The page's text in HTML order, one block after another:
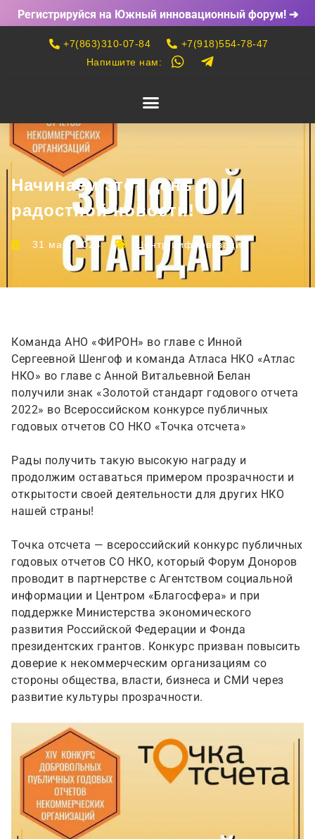
Регистрируйся на Южный инновационный форум! ➔
+7(863)310-07-84
+7(918)554-78-47
Напишите нам:
Начинаем этот день с
радостной новости!
31 мая, 2024 Центр цифровизации
Команда АНО «ФИРОН» во главе с Инной
Сергеевной Шенгоф и команда Атласа НКО «Атлас
НКО» во главе с Анной Витальевной Белан
получили знак «Золотой стандарт годового отчета
2022» во Всероссийском конкурсе публичных
годовых отчетов СО НКО «Точка отсчета»
Рады получить такую высокую награду и
продолжим оставаться примером прозрачности и
открытости своей деятельности для других НКО
нашей страны!
Точка отсчета — всероссийский конкурс публичных
годовых отчетов СО НКО, который Форум Доноров
проводит в партнерстве с Агентством социальной
информации и Центром «Благосфера» и при
поддержке Министерства экономического
развития Российской Федерации и Фонда
президентских грантов. Конкурс призван повысить
доверие к некоммерческим организациям со
стороны общества, власти, бизнеса и СМИ через
развитие культуры прозрачности.